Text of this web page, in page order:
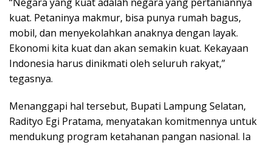
“Negara yang kuat adalah negara yang pertaniannya
kuat. Petaninya makmur, bisa punya rumah bagus,
mobil, dan menyekolahkan anaknya dengan layak.
Ekonomi kita kuat dan akan semakin kuat. Kekayaan
Indonesia harus dinikmati oleh seluruh rakyat,”
tegasnya.
Menanggapi hal tersebut, Bupati Lampung Selatan,
Radityo Egi Pratama, menyatakan komitmennya untuk
mendukung program ketahanan pangan nasional. Ia